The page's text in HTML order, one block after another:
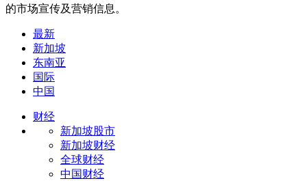
的市场宣传及营销信息。
最新
新加坡
东南亚
国际
中国
财经
新加坡股市
新加坡财经
全球财经
中国财经